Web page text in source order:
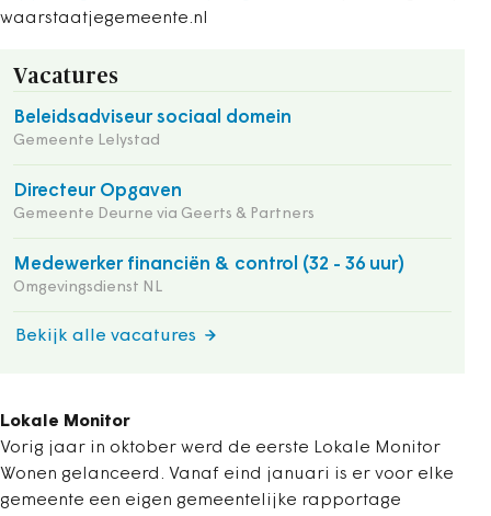
waarstaatjegemeente.nl
Vacatures
Beleidsadviseur sociaal domein
Gemeente Lelystad
Directeur Opgaven
Gemeente Deurne via Geerts & Partners
Medewerker financiën & control (32 - 36 uur)
Omgevingsdienst NL
Bekijk alle vacatures
Lokale Monitor
Vorig jaar in oktober werd de eerste Lokale Monitor
Wonen gelanceerd. Vanaf eind januari is er voor elke
gemeente een eigen gemeentelijke rapportage